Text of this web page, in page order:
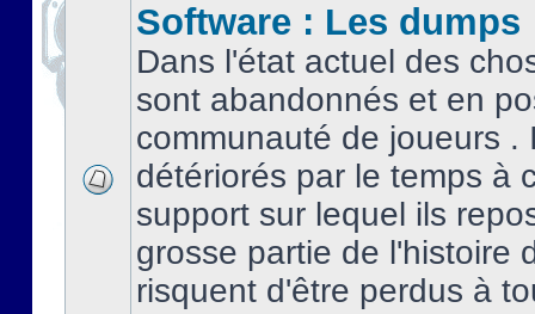
Software : Les dumps
Dans l'état actuel des
sont abandonnés et en
communauté de joueurs .
détériorés par le temps à
support sur lequel ils
grosse partie de l'histoire
risquent d'être perdus à